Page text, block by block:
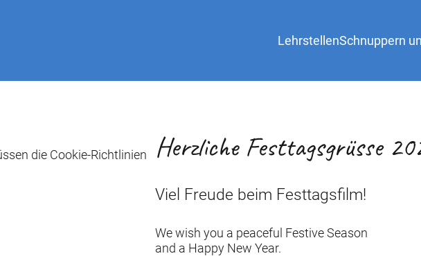
LehrstellenSchnuppern
die Cookie-Richtlinien
Herzliche Festtagsgrüsse
Viel Freude beim Festtagsfilm!
We wish you a peaceful Festive Season
and a Happy New Year.